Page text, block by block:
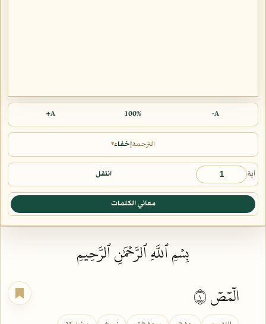
A-
100%
A+
الترجمةإخفاء▾
آية انتقل
معاني الكلمات
بِسۡمِ ٱللَّهِ ٱلرَّحۡمَٰنِ ٱلرَّحِيمِ
الٓمٓصٓ ١